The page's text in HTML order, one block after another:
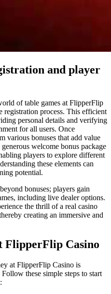
and player
of table games at FlipperFlip
registration process. This efficient
personal details and verifying
for all users. Once
various bonuses that add value
welcome bonus package
players to explore different
these elements can
potential.
bonuses; players gain
including live dealer options.
the thrill of a real casino
creating an immersive and
FlipperFlip Casino
at FlipperFlip Casino is
these simple steps to start